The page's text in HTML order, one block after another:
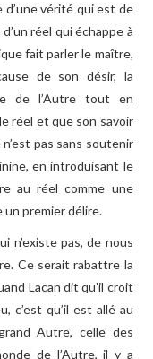
d’une vérité qui est de
réel qui échappe à
fait parler le maître,
de son désir, la
de l’Autre tout en
réel et que son savoir
pas sans soutenir
en introduisant le
au réel comme une
un premier délire.
pas, de nous
Ce serait rabattre la
Lacan dit qu’il croit
c’est qu’il est allé au
Autre, celle des
de l’Autre, il y a